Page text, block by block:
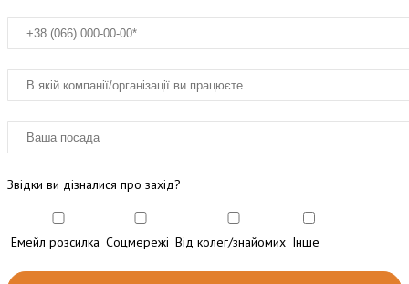
Звідки ви дізналися про захід?
Емейл розсилка Соцмережі Від колег/знайомих Інше